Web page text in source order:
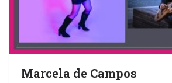
Marcela de Campos